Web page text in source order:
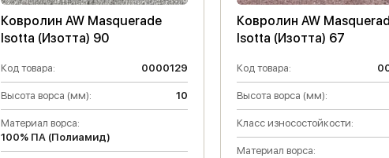
Ковролин AW Masquerade
Isotta (Изотта) 90
Код товара: 0000129
Высота ворса (мм): 10
Материал ворса:
100% ПА (Полиамид)
Ковролин AW
Isotta (Изотта) 67
Код товара:
Высота ворса (мм):
Класс износостойкости:
Материал ворса: